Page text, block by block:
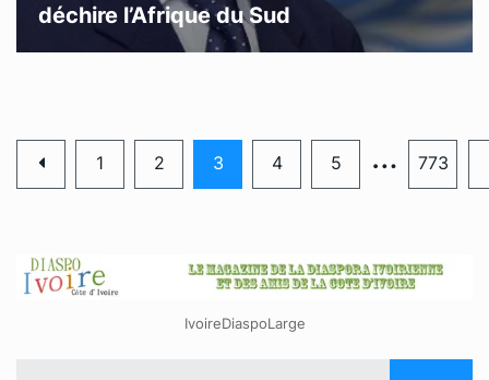
déchire l’Afrique du Sud
1 2 3 4 5 … 773
IvoireDiaspoLarge